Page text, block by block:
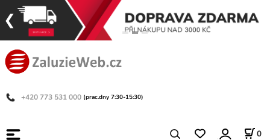
+420 773 531 000 (prac.dny 7:30-15:30)
0